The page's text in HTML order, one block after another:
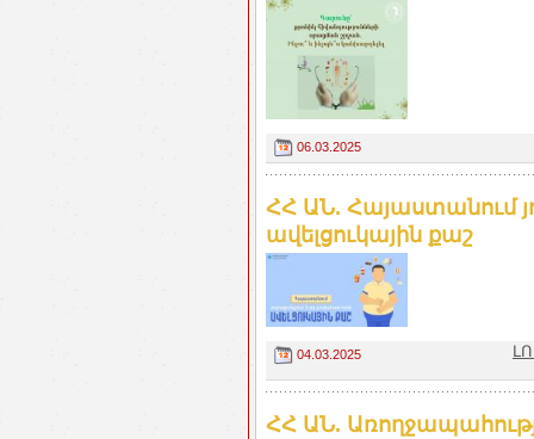
06.03.2025
ՀՀ ԱՆ. Հայաստանում
ավելցուկային քաշ
04.03.2025
ՀՀ ԱՆ.